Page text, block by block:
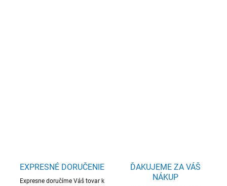
EXPRESNÉ DORUČENIE
Expresne doručíme Váš tovar k
ĎAKUJEME ZA VÁŠ
NÁKUP